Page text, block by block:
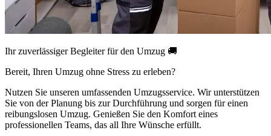
Ihr zuverlässiger Begleiter für den Umzug 🚚
Bereit, Ihren Umzug ohne Stress zu erleben?
Nutzen Sie unseren umfassenden Umzugsservice. Wir unterstützen
Sie von der Planung bis zur Durchführung und sorgen für einen
reibungslosen Umzug. Genießen Sie den Komfort eines
professionellen Teams, das all Ihre Wünsche erfüllt.